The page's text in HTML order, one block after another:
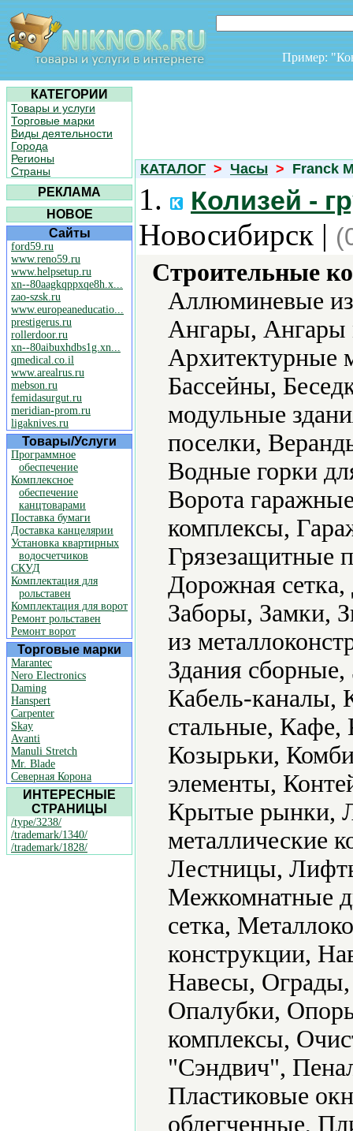
Пример:
КАТЕГОРИИ
Товары и услуги
Торговые марки
Виды деятельности
Города
Регионы
Страны
РЕКЛАМА
НОВОЕ
Сайты
ford59.ru
www.reno59.ru
www.helpsetup.ru
xn--80aagkqppxqe8h.x...
zao-szsk.ru
www.europeaneducatio...
prestigerus.ru
rollerdoor.ru
xn--80aibuxhdbs1g.xn...
qmedical.co.il
www.arealrus.ru
mebson.ru
femidasurgut.ru
meridian-prom.ru
ligaknives.ru
Товары/Услуги
Программное
обеспечение
Комплексное
обеспечение
канцтоварами
Поставка бумаги
Доставка канцелярии
Установка квартирных
водосчетчиков
СКУД
Комплектация для
рольставен
Комплектация для ворот
Ремонт рольставен
Ремонт ворот
Торговые марки
Marantec
Nero Electronics
Daming
Hanspert
Carpenter
Skay
Avanti
Manuli Stretch
Mr. Blade
Северная Корона
ИНТЕРЕСНЫЕ
СТРАНИЦЫ
/type/3238/
/trademark/1340/
/trademark/1828/
КАТАЛОГ > Часы > Franck
1. Колизей -
Новосибирск |
Строительные
Аллюминевые
Ангары, Ангары
Архитектурные
Бассейны,
модульные
поселки,
Водные горки
Ворота
комплексы,
Грязезащитные
Дорожная
Заборы, Замки,
из
Здания
Кабель-каналы,
стальные, Кафе,
Козырьки,
элементы,
Крытые рынки,
металлические
Лестницы,
Межкомнатные
сетка,
конструкции,
Навесы,
Опалубки,
комплексы,
"Сэндвич",
Пластиковые
облегченные,